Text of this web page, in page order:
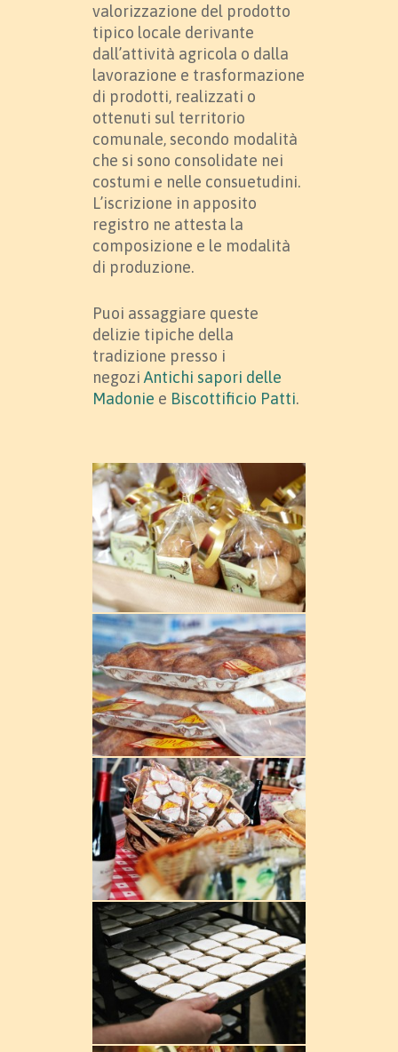
valorizzazione del prodotto
tipico locale derivante
dall’attività agricola o dalla
lavorazione e trasformazione
di prodotti, realizzati o
ottenuti sul territorio
comunale, secondo modalità
che si sono consolidate nei
costumi e nelle consuetudini.
L’iscrizione in apposito
registro ne attesta la
composizione e le modalità
di produzione.
Puoi assaggiare queste
delizie tipiche della
tradizione presso i
negozi Antichi sapori delle
Madonie e Biscottificio Patti.